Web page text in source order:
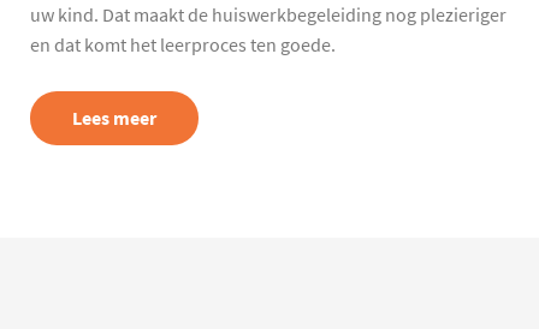
uw kind. Dat maakt de huiswerkbegeleiding nog plezieriger
en dat komt het leerproces ten goede.
Lees meer